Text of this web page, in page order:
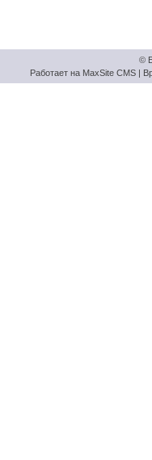
©
Работает на MaxSite CMS |